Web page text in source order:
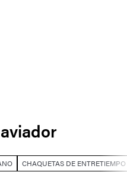
CHAQUETAS DE ENTRETIEMPO